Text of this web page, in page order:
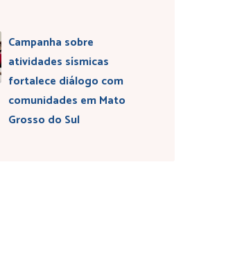
Campanha sobre
atividades sísmicas
fortalece diálogo com
comunidades em Mato
Grosso do Sul